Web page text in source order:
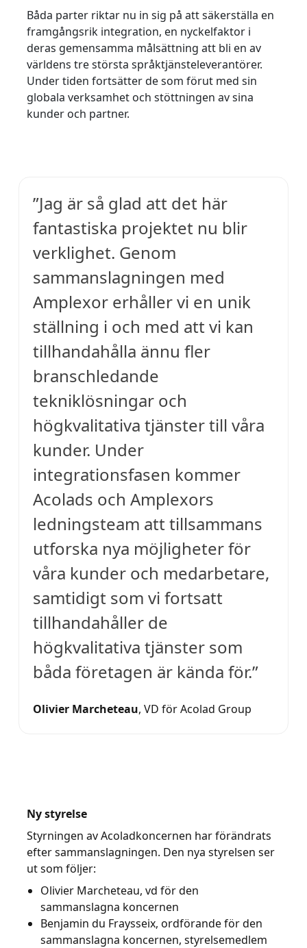
Juridik
Försvar & Säkerhet
Båda parter riktar nu in sig på att säkerställa en
framgångsrik integration, en nyckelfaktor i
deras gemensamma målsättning att bli en av
världens tre största språktjänsteleverantörer.
Under tiden fortsätter de som förut med sin
globala verksamhet och stöttningen av sina
kunder och partner.
”Jag är så glad att det här
fantastiska projektet nu blir
verklighet. Genom
sammanslagningen med
Amplexor erhåller vi en unik
ställning i och med att vi kan
tillhandahålla ännu fler
branschledande
tekniklösningar och
högkvalitativa tjänster till våra
kunder. Under
integrationsfasen kommer
Acolads och Amplexors
ledningsteam att tillsammans
utforska nya möjligheter för
våra kunder och medarbetare,
samtidigt som vi fortsatt
tillhandahåller de
högkvalitativa tjänster som
båda företagen är kända för.”
Olivier Marcheteau, VD för Acolad Group
Ny styrelse
Styrningen av Acoladkoncernen har förändrats
efter sammanslagningen. Den nya styrelsen ser
ut som följer:
Olivier Marcheteau, vd för den
sammanslagna koncernen
Benjamin du Fraysseix, ordförande för den
sammanslagna koncernen, styrelsemedlem